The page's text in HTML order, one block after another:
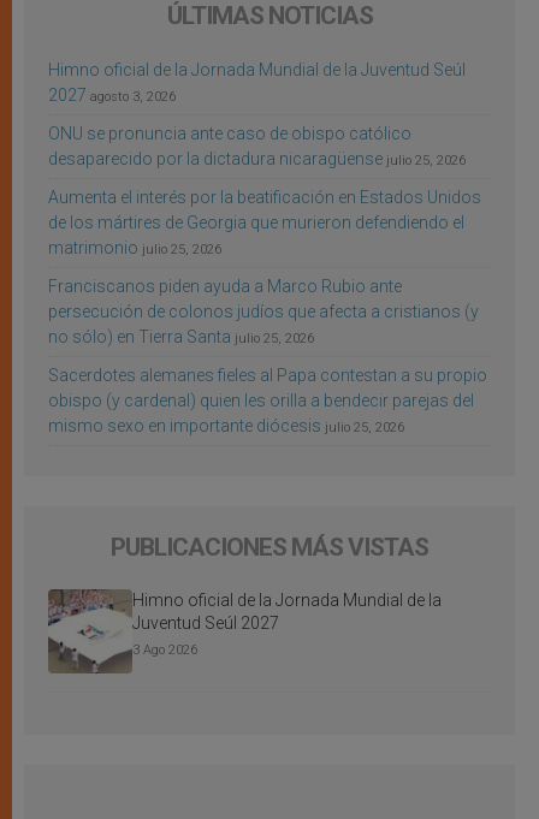
ÚLTIMAS NOTICIAS
Himno oficial de la Jornada Mundial de la Juventud Seúl
2027 agosto 3, 2026
ONU se pronuncia ante caso de obispo católico
desaparecido por la dictadura nicaragüense julio 25, 2026
Aumenta el interés por la beatificación en Estados Unidos
de los mártires de Georgia que murieron defendiendo el
matrimonio julio 25, 2026
Franciscanos piden ayuda a Marco Rubio ante
persecución de colonos judíos que afecta a cristianos (y
no sólo) en Tierra Santa julio 25, 2026
Sacerdotes alemanes fieles al Papa contestan a su propio
obispo (y cardenal) quien les orilla a bendecir parejas del
mismo sexo en importante diócesis julio 25, 2026
PUBLICACIONES MÁS VISTAS
Himno oficial de la Jornada Mundial de la
Juventud Seúl 2027
3 Ago 2026